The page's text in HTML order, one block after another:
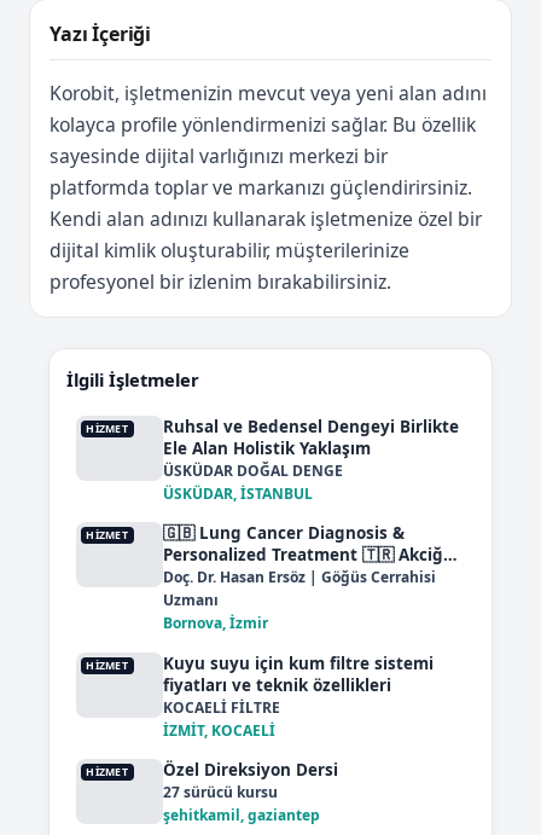
Yazı İçeriği
Korobit, işletmenizin mevcut veya yeni alan adını
kolayca profile yönlendirmenizi sağlar. Bu özellik
sayesinde dijital varlığınızı merkezi bir
platformda toplar ve markanızı güçlendirirsiniz.
Kendi alan adınızı kullanarak işletmenize özel bir
dijital kimlik oluşturabilir, müşterilerinize
profesyonel bir izlenim bırakabilirsiniz.
İlgili İşletmeler
HIZMET
Ruhsal ve Bedensel Dengeyi Birlikte
Ele Alan Holistik Yaklaşım
ÜSKÜDAR DOĞAL DENGE
ÜSKÜDAR, İSTANBUL
HIZMET
🇬🇧 Lung Cancer Diagnosis &
Personalized Treatment 🇹🇷 Akciğer
Kanseri Tanı ve Kişiye Özel Tedavi
Doç. Dr. Hasan Ersöz | Göğüs Cerrahisi
Uzmanı
Bornova, İzmir
HIZMET
Kuyu suyu için kum filtre sistemi
fiyatları ve teknik özellikleri
KOCAELİ FİLTRE
İZMİT, KOCAELİ
HIZMET Özel Direksiyon Dersi
27 sürücü kursu
şehitkamil, gaziantep